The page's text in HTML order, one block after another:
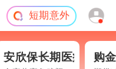
旅游险
安欣保长期医疗 购